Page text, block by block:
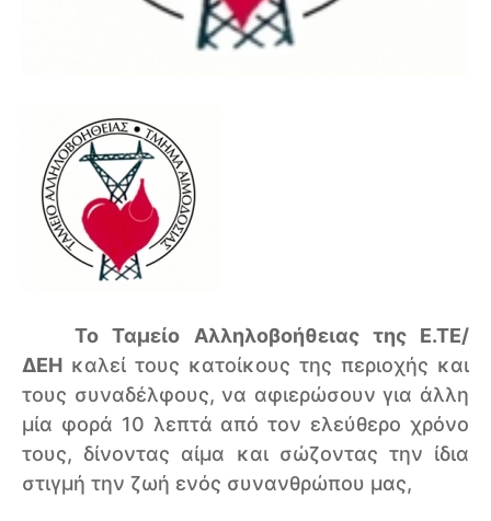
Το Ταμείο Αλληλοβοήθειας της Ε.ΤΕ/
ΔΕΗ καλεί τους κατοίκους της περιοχής και
τους συναδέλφους, να αφιερώσουν για άλλη
μία φορά 10 λεπτά από τον ελεύθερο χρόνο
τους, δίνοντας αίμα και σώζοντας την ίδια
στιγμή την ζωή ενός συνανθρώπου μας,